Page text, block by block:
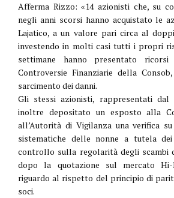
Afferma Rizzo: «14 azionisti che, su
negli anni scorsi hanno acquistato le
Lajatico, a un valo­re pari circa al
investendo in molti ca­si tutti i propri
settimane hanno pre­sentato
Controversie Finanziarie della
sarcimento dei danni.
Gli stes­si azionisti, rappresentati dal
inoltre de­positato un esposto alla
all’Autorità di Vigilanza una verifica
sistemati­che delle nonne a tutela
controllo sul­la regolarità degli scambi
dopo la quota­zione sul mercato
riguardo al rispet­to del principio di
soci.